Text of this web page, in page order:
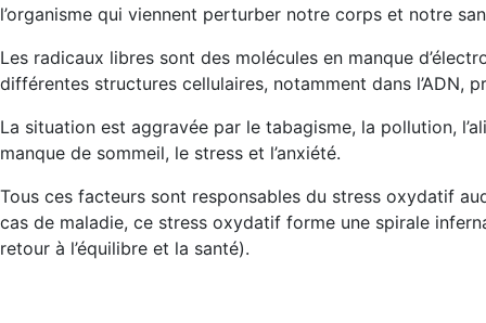
l’organisme qui viennent perturber notre corps et notre
Les radicaux libres sont des molécules en manque
différentes structures cellulaires, notamment dans l’ADN,
La situation est aggravée par le tabagisme, la pollution,
manque de sommeil, le stress et l’anxiété.
Tous ces facteurs sont responsables du stress oxydatif
cas de maladie, ce stress oxydatif forme une spirale
retour à l’équilibre et la santé).